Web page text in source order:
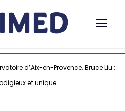
d’Aix-en-Provence. Bruce Liu :
et unique